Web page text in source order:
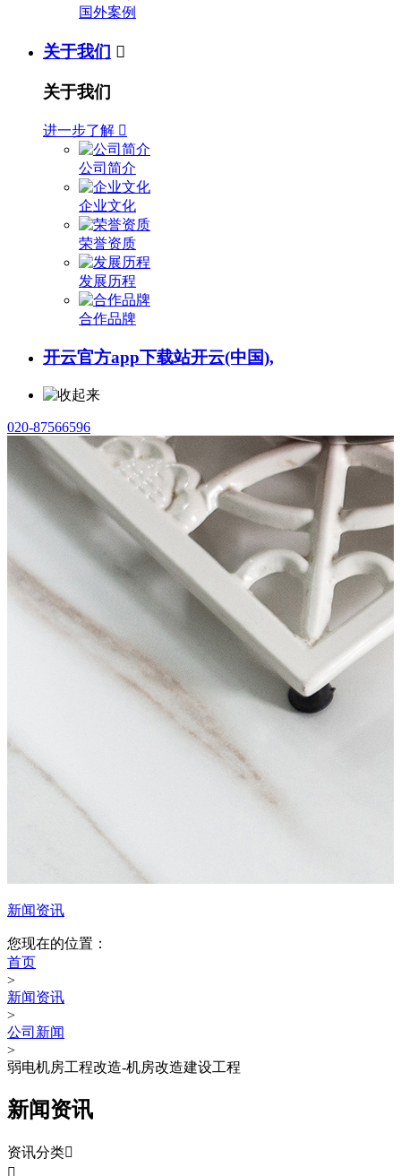
国外案例
关于我们 
关于我们
进一步了解 
公司简介
企业文化
荣誉资质
发展历程
合作品牌
开云官方app下载站开云(中国),
020-87566596
新闻资讯
您现在的位置：
首页
>
新闻资讯
>
公司新闻
>
弱电机房工程改造-机房改造建设工程
新闻资讯
资讯分类
